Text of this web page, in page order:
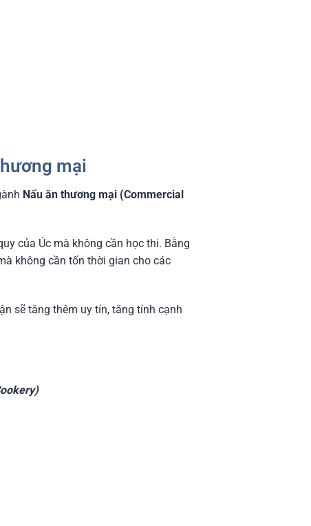
mại
Nấu ăn thương mại (Commercial
của Úc mà không cần học thi. Bằng
không cần tốn thời gian cho các
sẽ tăng thêm uy tín, tăng tính cạnh